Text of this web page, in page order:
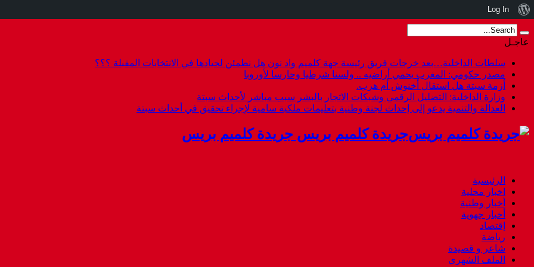
عاجـل
سلطات الداخلية…بعد خرجات فريق رئيسة جهة كلميم واد نون هل نطمئن لحيادها في الانتخابات المقبلة ؟؟؟
مصدر حكومي: المغرب يحمي أراضيه .. ولسنا شرطيا وحارسا لأوروبا
أزمة سبتة هل استقال أخنوش أم هرب.
وزارة الداخلية: التضليل الرقمي وشبكات الاتجار بالبشر سبب مباشر لأحداث سبتة
العدالة والتنمية يدعو إلى إحداث لجنة وطنية بتعليمات ملكية سامية لإجراء تحقيق في أحداث سبتة
جريدة كلميم بريس جريدة كلميم بريس
الرئيسية
اخبار محلية
أخبار وطنية
أخبار جهوية
إقتصاد
رياضة
شاعر و قصيدة
الملف الشهري
نبذة
عن
ووردبريس
Log In